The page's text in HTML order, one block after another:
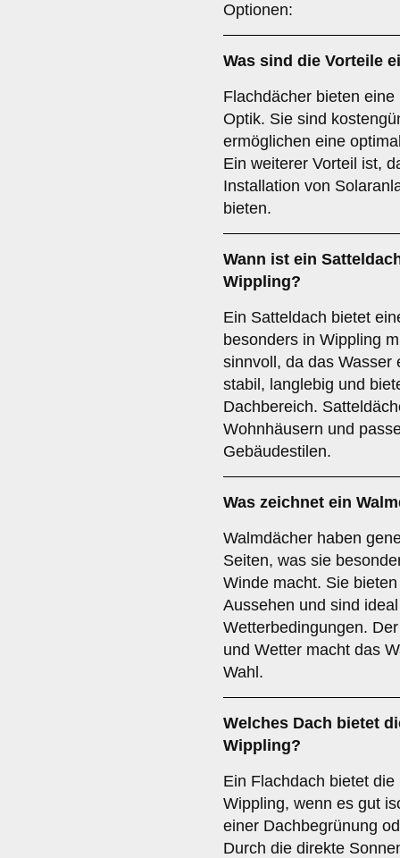
Optionen:
Was sind die Vorteile
Flachdächer bieten
Optik. Sie sind
ermöglichen eine
Ein weiterer Vorteil ist,
Installation von
bieten.
Wann ist ein
Wippling?
Ein Satteldach bietet
besonders in Wippling
sinnvoll, da das Wasser
stabil, langlebig und
Dachbereich.
Wohnhäusern und
Gebäudestilen.
Was zeichnet ein
Walmdächer haben
Seiten, was sie
Winde macht. Sie
Aussehen und sind
Wetterbedingungen.
und Wetter macht das
Wahl.
Welches Dach bietet
Wippling?
Ein Flachdach bietet
Wippling, wenn es gut
einer Dachbegrünung
Durch die direkte